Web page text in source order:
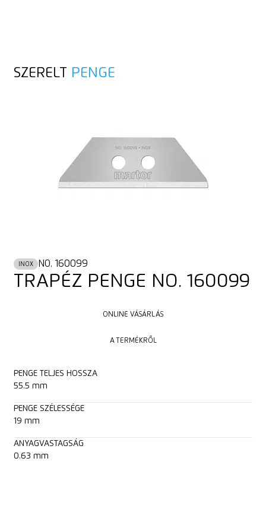
SZERELT PENGE
INOX NO. 160099
TRAPÉZ PENGE NO. 160099
ONLINE VÁSÁRLÁS
A TERMÉKRŐL
PENGE TELJES HOSSZA
55.5 mm
PENGE SZÉLESSÉGE
19 mm
ANYAGVASTAGSÁG
0.63 mm